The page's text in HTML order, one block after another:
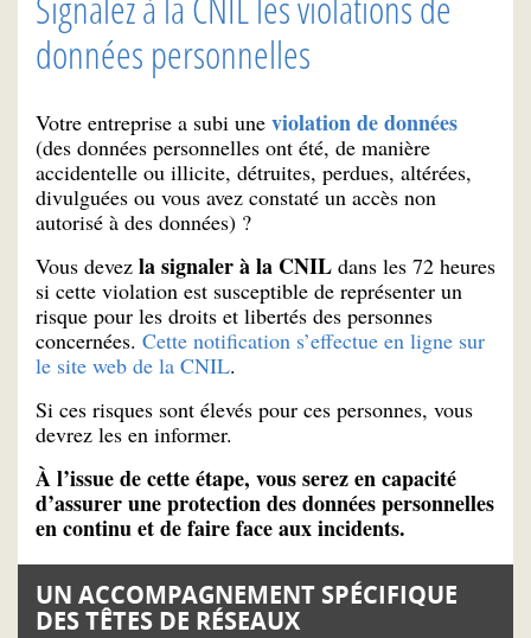
données personnelles
Votre entreprise a subi une violation de données
(des données personnelles ont été, de manière
accidentelle ou illicite, détruites, perdues, altérées,
divulguées ou vous avez constaté un accès non
autorisé à des données) ?
Vous devez la signaler à la CNIL dans les 72 heures
si cette violation est susceptible de représenter un
risque pour les droits et libertés des personnes
concernées. Cette notification s’effectue en ligne sur
le site web de la CNIL.
Si ces risques sont élevés pour ces personnes, vous
devrez les en informer.
À l’issue de cette étape, vous serez en capacité
d’assurer une protection des données personnelles
en continu et de faire face aux incidents.
UN ACCOMPAGNEMENT SPÉCIFIQUE
DES TÊTES DE RÉSEAUX